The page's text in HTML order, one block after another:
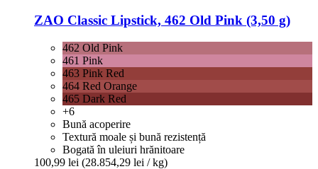
ZAO Classic Lipstick, 462 Old Pink (3,50 g)
462 Old Pink
461 Pink
463 Pink Red
464 Red Orange
465 Dark Red
+6
Bună acoperire
Textură moale și bună rezistență
Bogată în uleiuri hrănitoare
100,99 lei (28.854,29 lei / kg)